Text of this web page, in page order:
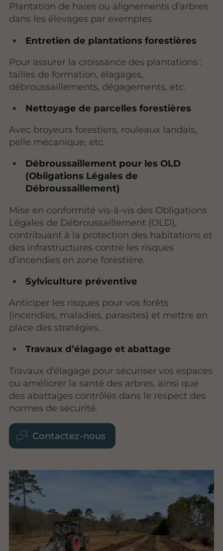
Plantation de haies ou alignements d’arbres
dans les élevages par exemples
Entretien de plantations forestières
Pour assurer la croissance des plantations :
tailles de formation, élagages,
débroussaillements, dégagements, etc.
Nettoyage de parcelles forestières
Avec broyeurs forestiers, rouleaux landais,
pelle mécanique, etc.
Débroussaillement pour les OLD
(Obligations Légales de
Débroussaillement)
Mise en conformité vis-à-vis des Obligations
Légales de Débroussaillement (OLD),
contribuant à la protection des habitations et
des infrastructures contre les risques
d’incendies en zone forestière.
Sylviculture préventive
Anticiper les risques pour vos forêts
(incendies, maladies, parasites) et mettre en
place des stratégies.
Travaux d’élagage et abattage
Travaux d’élagage pour sécuriser vos espaces
ou améliorer la santé des arbres, ainsi que
des abattages contrôlés dans le respect des
normes de sécurité.
Contactez-nous